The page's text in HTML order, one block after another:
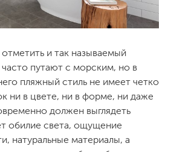
и так называемый
путают с морским, но в
пляжный стиль не имеет четко
ни в цвете, ни в форме, ни даже
должен выглядеть
обилие света, ощущение
натуральные материалы, а